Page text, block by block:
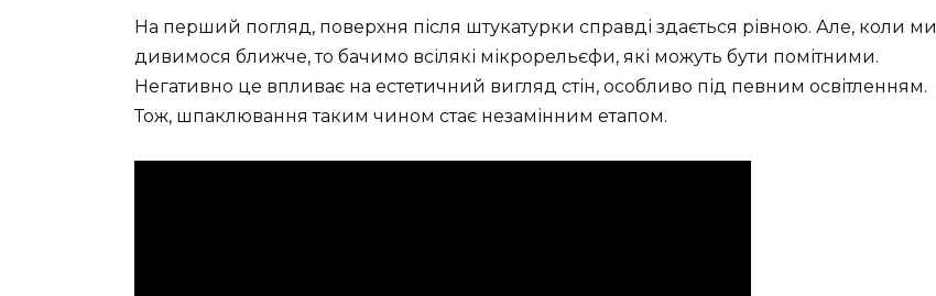
На перший погляд, поверхня після штукатурки справді здається рівною. Але, коли ми
дивимося ближче, то бачимо всілякі мікрорельєфи, які можуть бути помітними.
Негативно це впливає на естетичний вигляд стін, особливо під певним освітленням.
Тож, шпаклювання таким чином стає незамінним етапом.